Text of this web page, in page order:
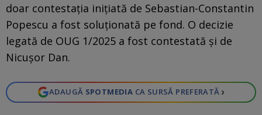
doar contestația inițiată de Sebastian-Constantin
Popescu a fost soluționată pe fond. O decizie
legată de OUG 1/2025 a fost contestată și de
Nicușor Dan.
ADAUGĂ SPOTMEDIA CA SURSĂ PREFERATĂ ›